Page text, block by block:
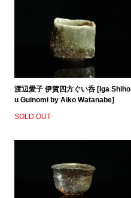
渡辺愛子 伊賀四方ぐい呑 [Iga Shiho
u Guinomi by Aiko Watanabe]
SOLD OUT